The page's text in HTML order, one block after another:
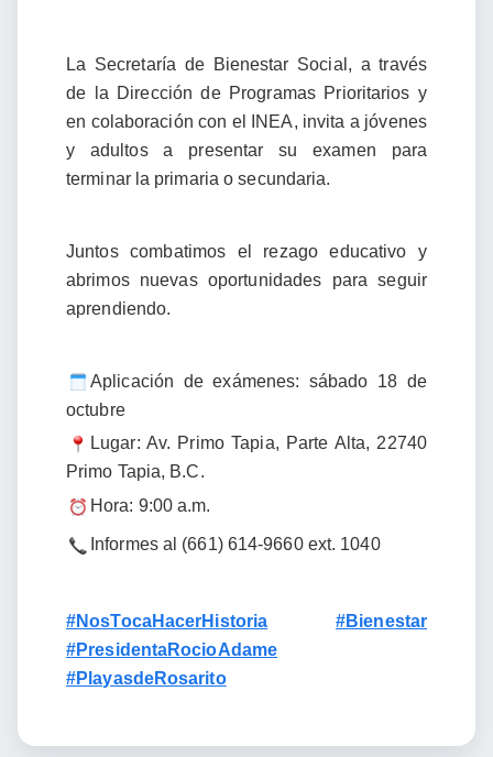
La Secretaría de Bienestar Social, a través
de la Dirección de Programas Prioritarios y
en colaboración con el INEA, invita a jóvenes
y adultos a presentar su examen para
terminar la primaria o secundaria.
Juntos combatimos el rezago educativo y
abrimos nuevas oportunidades para seguir
aprendiendo.
Aplicación de exámenes: sábado 18 de
octubre
Lugar: Av. Primo Tapia, Parte Alta, 22740
Primo Tapia, B.C.
Hora: 9:00 a.m.
Informes al (661) 614-9660 ext. 1040
#NosTocaHacerHistoria
#Bienestar
#PresidentaRocioAdame
#PlayasdeRosarito